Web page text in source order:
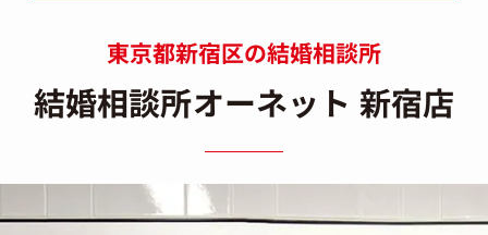
東京都新宿区の結婚相談所
結婚相談所オーネット 新宿店